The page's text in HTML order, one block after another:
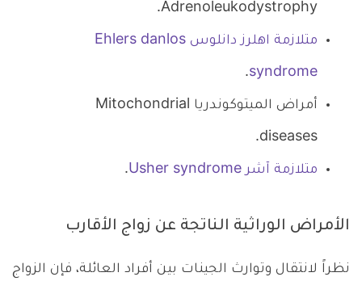
Adrenoleukodystrophy.
متلازمة اهلرز دانلوس Ehlers danlos
syndrome
.
أمراض الميتوكوندريا Mitochondrial
diseases.
متلازمة آشر Usher syndrome .
الأمراض الوراثية الناتجة عن زواج الأقارب
نظراً لانتقال وتوارث الجينات بين أفراد العائلة، فإن الزواج